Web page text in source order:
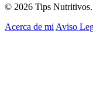
© 2026 Tips Nutritivos.
Acerca de mi Aviso